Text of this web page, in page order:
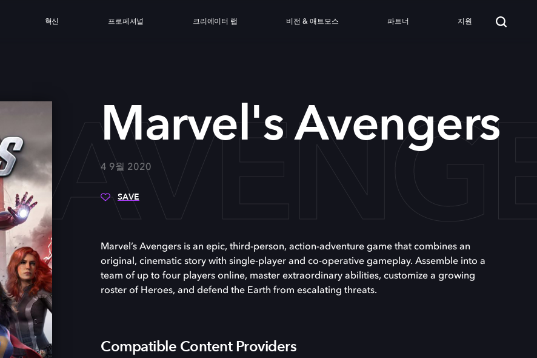
혁신 프로페셔널 크리에이터 랩 비전 & 애트모스 파트너 지원
Marvel's Avengers
4 9월 2020
SAVE
Marvel’s Avengers is an epic, third-person, action-adventure game that combines an
original, cinematic story with single-player and co-operative gameplay. Assemble into a
team of up to four players online, master extraordinary abilities, customize a growing
roster of Heroes, and defend the Earth from escalating threats.
Compatible Content Providers